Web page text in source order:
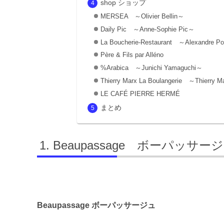
shop ショップ
MERSEA ～Olivier Bellin～
Daily Pic ～Anne-Sophie Pic～
La Boucherie-Restaurant ～Alexandre
Père & Fils par Alléno
%Arabica ～Junichi Yamaguchi～
Thierry Marx La Boulangerie ～Thierry
LE CAFÉ PIERRE HERMÉ
まとめ
Beaupassage ボーパッサージ
Beaupassage ボーパッサージュ